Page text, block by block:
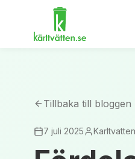
Tillbaka till bloggen
7 juli 2025